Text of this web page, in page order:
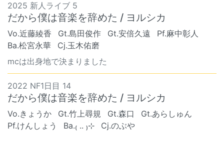
2025 新人ライブ 5
だから僕は音楽を辞めた / ヨルシカ
Vo.近藤綾香 Gt.島田俊作 Gt.安倍久遠
Pf.麻中彰人
Ba.松宮永華
Cj.玉木佑磨
mcは出身地で決まりました
2022 NF1日目 14
だから僕は音楽を辞めた / ヨルシカ
Vo.きょうか Gt.竹上尋規 Gt.森口
Gt.あらしゅん
Pf.けんしょう
Ba.₍ .. ₎⊹ Cj.のぶや